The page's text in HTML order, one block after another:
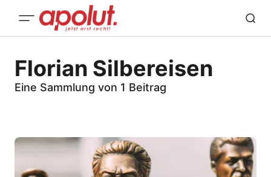
Florian Silbereisen
Eine Sammlung von 1 Beitrag